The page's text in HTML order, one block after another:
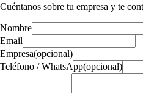
Cuéntanos sobre tu empresa y te
Nombre
Email
Empresa(opcional)
Teléfono / WhatsApp(opcional)